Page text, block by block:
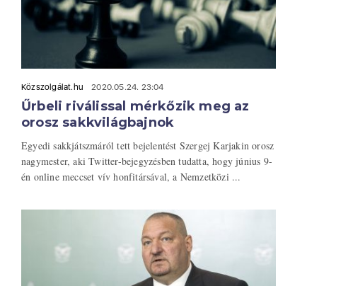
Közszolgálat.hu 2020.05.24. 23:04
Űrbeli riválissal mérkőzik meg az
orosz sakkvilágbajnok
Egyedi sakkjátszmáról tett bejelentést Szergej Karjakin orosz
nagymester, aki Twitter-bejegyzésben tudatta, hogy június 9-
én online meccset vív honfitársával, a Nemzetközi ...